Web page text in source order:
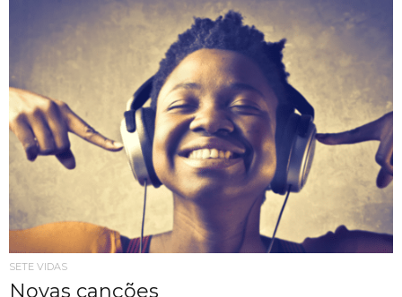
SETE VIDAS
Novas canções